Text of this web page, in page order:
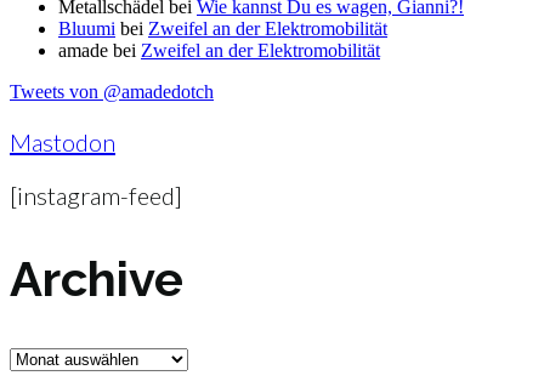
Metallschädel bei Wie kannst Du es wagen, Gianni?!
Bluumi bei Zweifel an der Elektromobilität
amade bei Zweifel an der Elektromobilität
Tweets von @amadedotch
Mastodon
[instagram-feed]
Archive
Archive